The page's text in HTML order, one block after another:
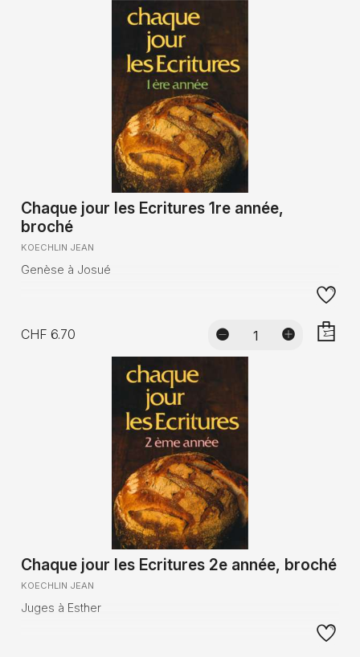
Chaque jour les Ecritures 1re année,
broché
KOECHLIN JEAN
Genèse à Josué
CHF 6.70
Chaque jour les Ecritures 2e année, broché
KOECHLIN JEAN
Juges à Esther